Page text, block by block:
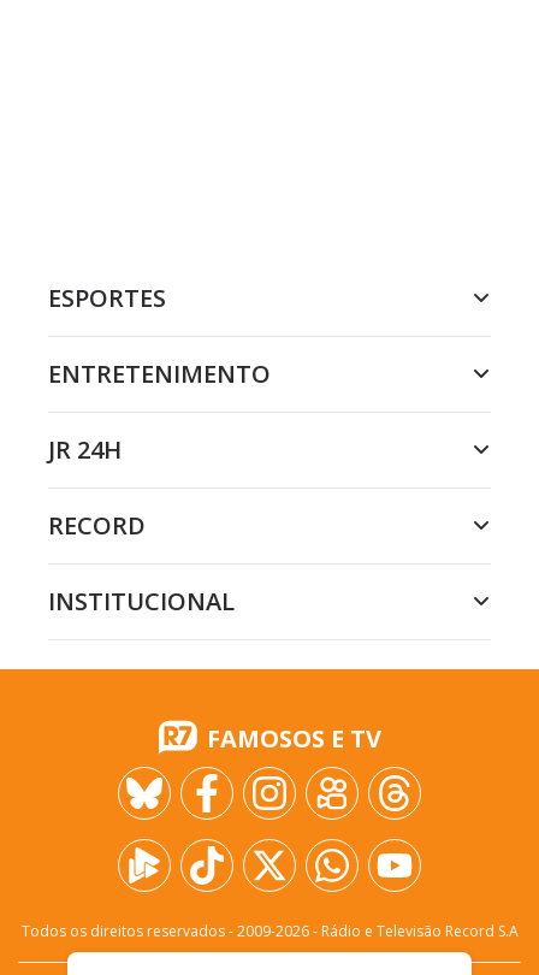
ESPORTES
ENTRETENIMENTO
JR 24H
RECORD
INSTITUCIONAL
FAMOSOS E TV
Todos os direitos reservados - 2009-2026- Rádio e Televisão Record S.A